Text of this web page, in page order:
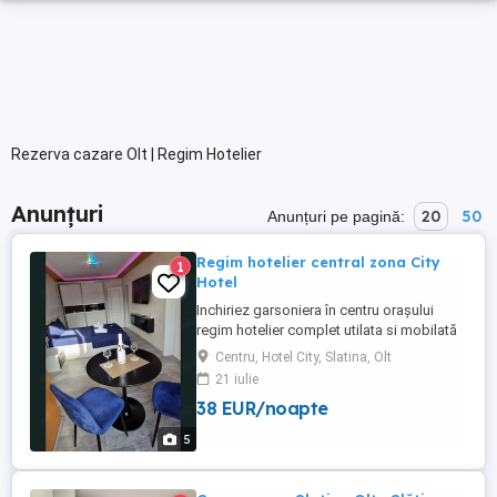
Rezerva cazare Olt | Regim Hotelier
Anunțuri Anunțuri pe pagină: 20 50
5
1
Regim hotelier central zona City
Hotel
Inchiriez garsoniera în centru orașului
regim hotelier complet utilata si mobilată
în spate la City Hotel Locatie deosebita,
unica 5 stele creat pt cei ce apreciază
confortul și stilul desăvârșit. Locatia are o
suprafata de 35mp open space, se afla la
Centru, Hotel City, Slatina, Olt
21 iulie
38 EUR/noapte